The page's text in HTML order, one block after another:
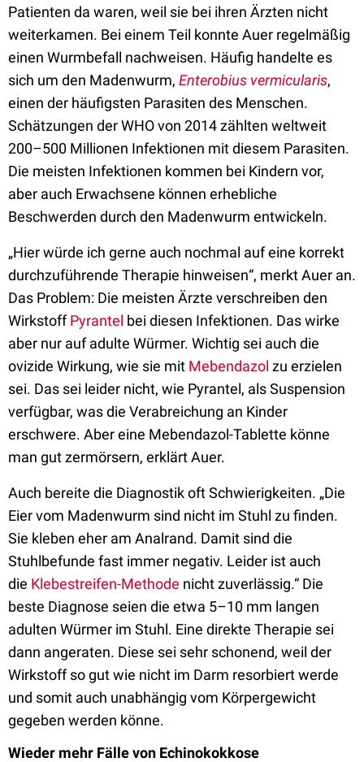
Patienten da waren, weil sie bei ihren Ärzten nicht
weiterkamen. Bei einem Teil konnte Auer regelmäßig
einen Wurmbefall nachweisen. Häufig handelte es
sich um den Madenwurm, Enterobius vermicularis,
einen der häufigsten Parasiten des Menschen.
Schätzungen der WHO von 2014 zählten weltweit
200–500 Millionen Infektionen mit diesem Parasiten.
Die meisten Infektionen kommen bei Kindern vor,
aber auch Erwachsene können erhebliche
Beschwerden durch den Madenwurm entwickeln.
„Hier würde ich gerne auch nochmal auf eine korrekt
durchzuführende Therapie hinweisen“, merkt Auer an.
Das Problem: Die meisten Ärzte verschreiben den
WirkstoffPyrantel bei diesen Infektionen. Das wirke
aber nur auf adulte Würmer. Wichtig sei auch die
ovizide Wirkung, wie sie mit Mebendazol zu erzielen
sei. Das sei leider nicht, wie Pyrantel, als Suspension
verfügbar, was die Verabreichung an Kinder
erschwere. Aber eine Mebendazol-Tablette könne
man gut zermörsern, erklärt Auer.
Auch bereite die Diagnostik oft Schwierigkeiten. „Die
Eier vom Madenwurm sind nicht im Stuhl zu finden.
Sie kleben eher am Analrand. Damit sind die
Stuhlbefunde fast immer negativ. Leider ist auch
die Klebestreifen-Methode nicht zuverlässig.“ Die
beste Diagnose seien die etwa 5–10 mm langen
adulten Würmer im Stuhl. Eine direkte Therapie sei
dann angeraten. Diese sei sehr schonend, weil der
Wirkstoff so gut wie nicht im Darm resorbiert werde
und somit auch unabhängig vom Körpergewicht
gegeben werden könne.
Wieder mehr Fälle von Echinokokkose